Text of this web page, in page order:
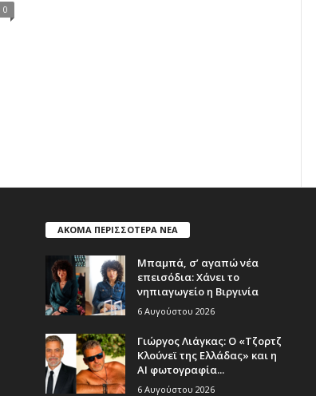
0
ΑΚΟΜΑ ΠΕΡΙΣΣΟΤΕΡΑ ΝΕΑ
Μπαμπά, σ’ αγαπώ νέα
επεισόδια: Χάνει το
νηπιαγωγείο η Βιργινία
6 Αυγούστου 2026
Γιώργος Λιάγκας: Ο «Τζορτζ
Κλούνεϊ της Ελλάδας» και η
AI φωτογραφία...
6 Αυγούστου 2026